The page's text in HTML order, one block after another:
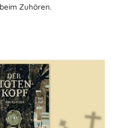
Zuhören.